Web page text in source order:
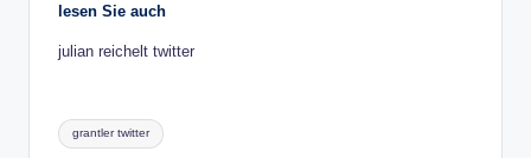
lesen Sie auch
julian reichelt twitter
Tags:
grantler twitter